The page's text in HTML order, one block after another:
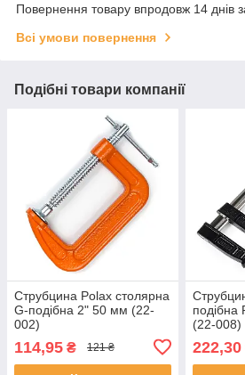
Повернення товару впродовж 14 днів
Всі умови повернення
Подібні товари компанії
Струбцина Polax столярна
G-подібна 2" 50 мм (22-
002)
114,95 ₴ 121 ₴
подібна
(22-008)
222,30